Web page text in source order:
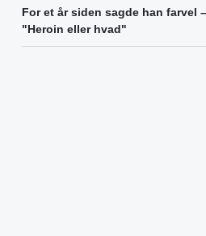
For et år siden sagde han farvel
"Heroin eller hvad"